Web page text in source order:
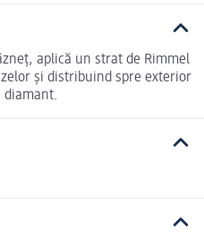
aplică un strat de Rimmel
și distribuind spre exterior
diamant.